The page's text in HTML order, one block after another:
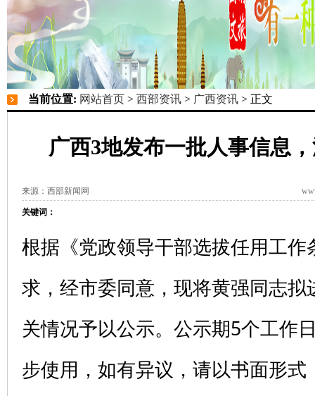
当前位置: 网站首页 > 西部资讯 > 广西资讯 > 正文
广西3地发布一批人事信息
来源：西部新闻网
关键词：
根据《党政领导干部选拔任用工作
求，经市委同意，现将黄强同志拟
关情况予以公示。公示期5个工作
步使用，如有异议，请以书面形式